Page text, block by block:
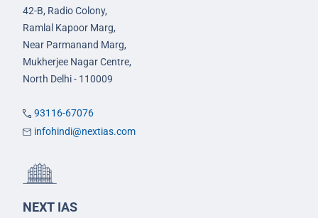
42-B, Radio Colony,
Ramlal Kapoor Marg,
Near Parmanand Marg,
Mukherjee Nagar Centre,
North Delhi - 110009
93116-67076
infohindi@nextias.com
NEXT IAS